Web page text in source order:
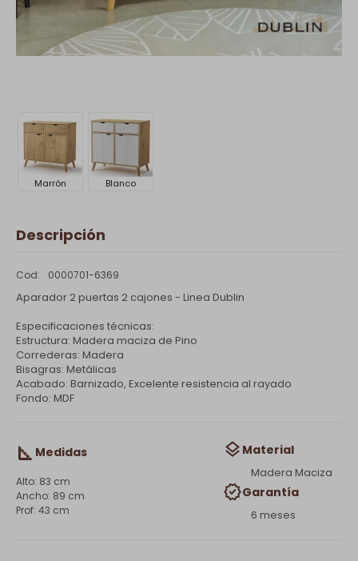
Marrón Blanco
Descripción
0000701-6369
Aparador 2 puertas 2 cajones - Linea Dublin
Especificaciones técnicas:
Estructura: Madera maciza de Pino
Correderas: Madera
Bisagras: Metálicas
Acabado: Barnizado, Excelente resistencia al rayado
Fondo: MDF
Medidas
83 cm
89 cm
43 cm
Material
Madera Maciza
Garantía
6 meses